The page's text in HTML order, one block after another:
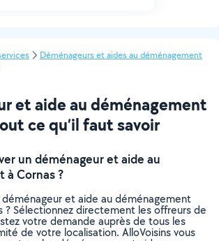
Déménageurs et aides au déménagement
et aide au déménagement
ce qu’il faut savoir
un déménageur et aide au
à Cornas ?
déménageur et aide au déménagement
? Sélectionnez directement les offreurs de
votre demande auprès de tous les
de votre localisation. AlloVoisins vous